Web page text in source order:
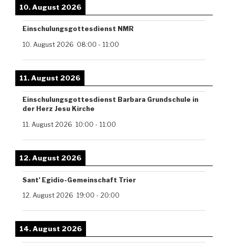
10. August 2026
Einschulungsgottesdienst NMR
10. August 2026 08:00 - 11:00
11. August 2026
Einschulungsgottesdienst Barbara Grundschule in
der Herz Jesu Kirche
11. August 2026 10:00 - 11:00
12. August 2026
Sant' Egidio-Gemeinschaft Trier
12. August 2026 19:00 - 20:00
14. August 2026